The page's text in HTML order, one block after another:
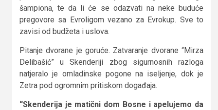
šampiona, te da li će se odazvati na neke buduće
pregovore sa Evroligom vezano za Evrokup. Sve to
zavisi od budžeta i uslova.
Pitanje dvorane je goruće. Zatvaranje dvorane “Mirza
Delibašić” u Skenderiji zbog sigurnosnih razloga
natjeralo je omladinske pogone na iseljenje, dok je
Zetra pod ogromnim pritiskom događaja.
“Skenderija je matični dom Bosne i apelujemo da